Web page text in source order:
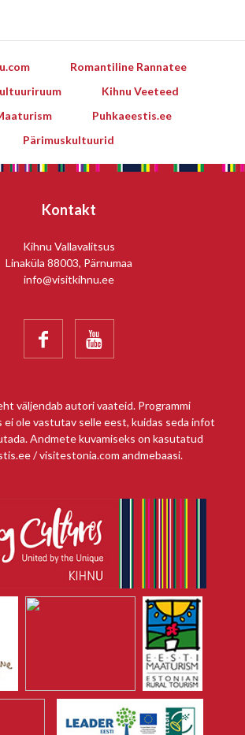
Romantiline Rannatee
Kihnu Veeteed
Puhkaeestis.ee
Pärimuskultuurid
Kontakt
Kihnu Vallavalitsus
Linaküla 88003, Pärnumaa
info@visitkihnu.ee
 
väljendab autori vaateid. Programmi
ei ole vastutav selle eest, kuidas seda infot
Andmete kuvamiseks on kasutatud
/ visitestonia.com andmebaasi.